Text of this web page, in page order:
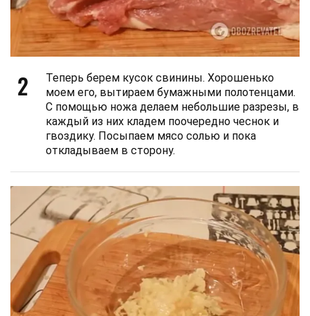
2
Теперь берем кусок свинины. Хорошенько
моем его, вытираем бумажными полотенцами.
С помощью ножа делаем небольшие разрезы, в
каждый из них кладем поочередно чеснок и
гвоздику. Посыпаем мясо солью и пока
откладываем в сторону.